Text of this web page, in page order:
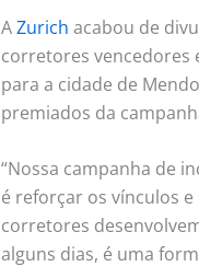
AZurich acabou de
corretores vencedores
para a cidade de
premiados da
“Nossa campanha de
é reforçar os vínculos
corretores
alguns dias, é uma